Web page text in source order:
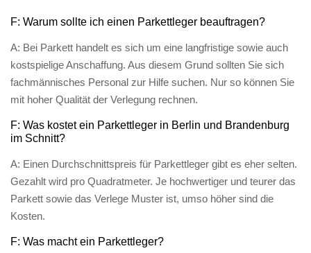
F: Warum sollte ich einen Parkettleger beauftragen?
A: Bei Parkett handelt es sich um eine langfristige sowie auch
kostspielige Anschaffung. Aus diesem Grund sollten Sie sich
fachmännisches Personal zur Hilfe suchen. Nur so können Sie
mit hoher Qualität der Verlegung rechnen.
F: Was kostet ein Parkettleger in Berlin und Brandenburg
im Schnitt?
A: Einen Durchschnittspreis für Parkettleger gibt es eher selten.
Gezahlt wird pro Quadratmeter. Je hochwertiger und teurer das
Parkett sowie das Verlege Muster ist, umso höher sind die
Kosten.
F: Was macht ein Parkettleger?